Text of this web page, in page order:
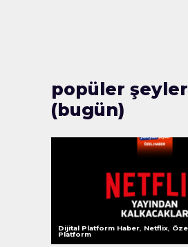
popüler şeyler
(bugün)